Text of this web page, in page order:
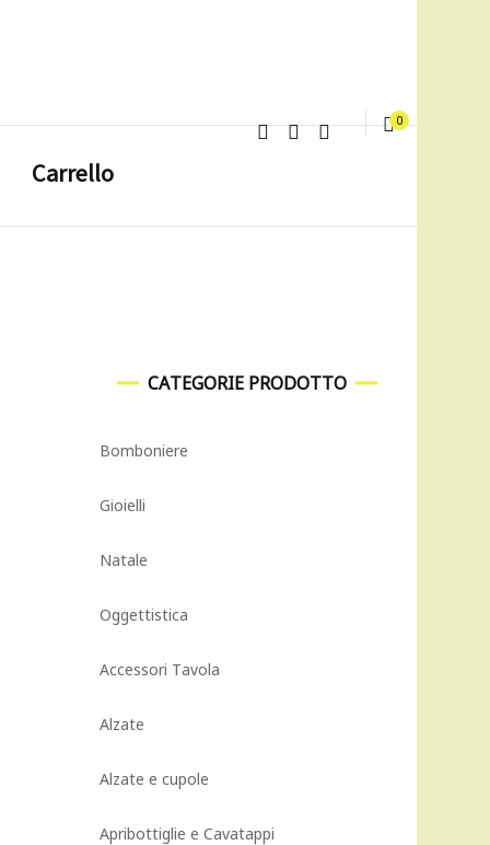
0
Carrello
CATEGORIE PRODOTTO
Bomboniere
Gioielli
Natale
Oggettistica
Accessori Tavola
Alzate
Alzate e cupole
Apribottiglie e Cavatappi